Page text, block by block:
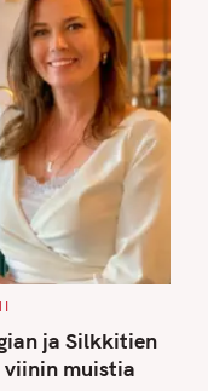
ja Silkkitien
muistia